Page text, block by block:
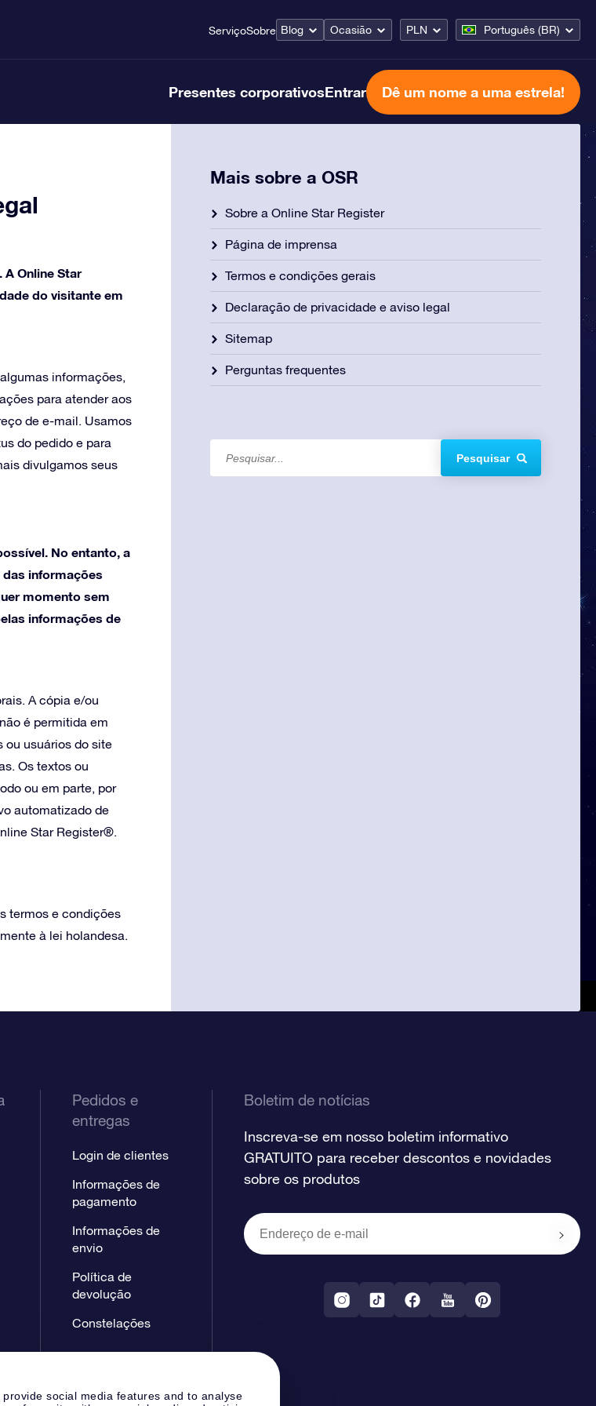
social media features and to analyse
ServiçoSobre Blog Ocasião PLN Português (BR)
Presentes corporativosEntrar Dê um nome a uma estrela!
Online Star
do visitante em
informações,
para atender aos
de e-mail. Usamos
do pedido e para
divulgamos seus
No entanto, a
informações
momento sem
informações de
A cópia e/ou
é permitida em
ou usuários do site
Os textos ou
ou em parte, por
automatizado de
Star Register®.
termos e condições
à lei holandesa.
Mais sobre a OSR
Sobre a Online Star Register
Página de imprensa
Termos e condições gerais
Declaração de privacidade e aviso legal
Sitemap
Perguntas frequentes
Pesquisar
Pedidos e
entregas
Login de clientes
Informações de
pagamento
Informações de
envio
Política de
devolução
Constelações
Boletim de notícias
Inscreva-se em nosso boletim informativo
GRATUITO para receber descontos e novidades
sobre os produtos